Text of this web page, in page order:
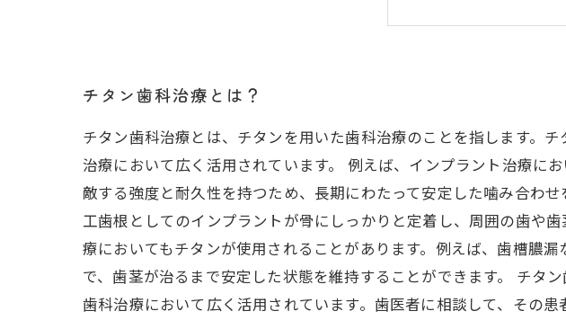
チタン歯科治療とは？
チタン歯科治療とは、チタンを用いた歯科治療のことを指します。
治療において広く活用されています。 例えば、インプラント治療に
敵する強度と耐久性を持つため、長期にわたって安定した噛み合わ
工歯根としてのインプラントが骨にしっかりと定着し、周囲の歯や
療においてもチタンが使用されることがあります。例えば、歯槽膿
で、歯茎が治るまで安定した状態を維持することができます。 チタ
歯科治療において広く活用されています。歯医者に相談して、その患